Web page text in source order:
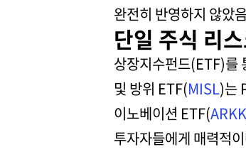
완전히 반영하지 않았
단일 주식 리
상장지수펀드(ETF)를
및 방위 ETF(MISL)는
이노베이션 ETF(ARKK
투자자들에게 매력적